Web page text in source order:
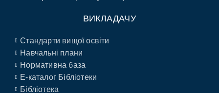
ВИКЛАДАЧУ
Стандарти вищої освіти
Навчальні плани
Нормативна база
E-каталог Бібліотеки
Бібліотека